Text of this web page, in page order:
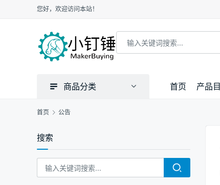
您好，欢迎访问本站！
商品分类 首页 产品
首页 公告
搜索